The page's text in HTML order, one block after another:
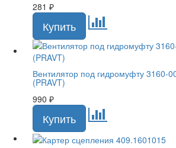
281 ₽
Вентилятор под гидромуфту 3160-
(PRAVT)
990 ₽